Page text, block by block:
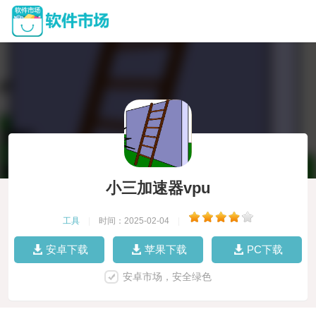
小三加速器vpu
工具 时间：2025-02-04
安卓下载 苹果下载 PC下载
安卓市场，安全绿色